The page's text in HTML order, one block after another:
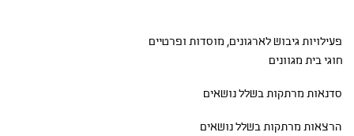
פעילויות גיבושלארגונים, מוסדות ופרטיים
חוגי בית מגוונים
סדנאות מרתקות בשלל נושאים
הרצאות מרתקות בשלל נושאים